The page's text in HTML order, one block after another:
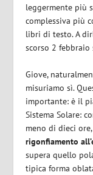
leggermente più
complessiva più
libri di testo. A
scorso 2
Giove,
misuriamo sì.
importante: è il
Sistema Solare:
meno di dieci
rigonfiamento
supera quello
tipica forma